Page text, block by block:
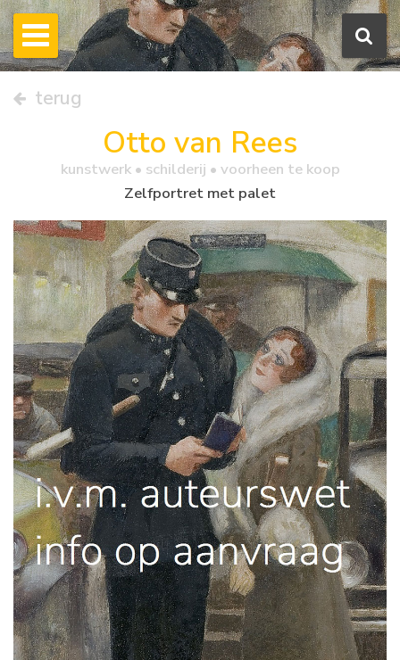
terug
Otto van Rees
kunstwerk • schilderij • voorheen te koop
Zelfportret met palet